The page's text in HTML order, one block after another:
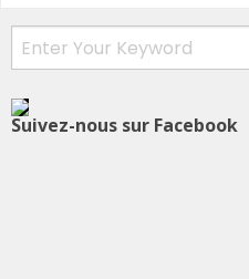
Suivez-nous sur Facebook